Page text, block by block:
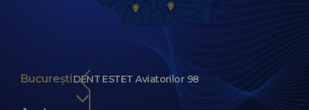
BucureștiDENT ESTET Aviatorilor 98